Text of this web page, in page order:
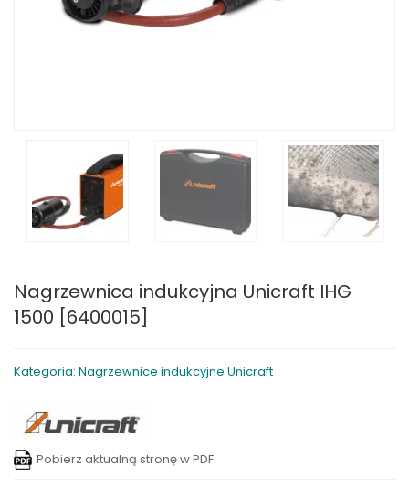
Nagrzewnica indukcyjna Unicraft IHG
1500 [6400015]
Kategoria: Nagrzewnice indukcyjne Unicraft
Pobierz aktualną stronę w PDF